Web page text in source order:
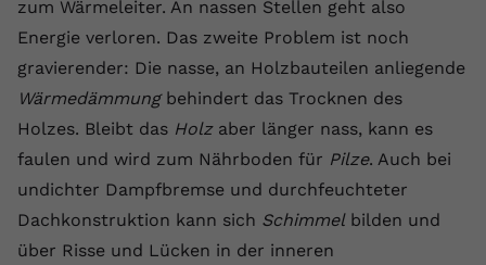
zum Wärmeleiter. An nassen Stellen geht also
Energie verloren. Das zweite Problem ist noch
gravierender: Die nasse, an Holzbauteilen anliegende
Wärmedämmungbehindert das Trocknen des
Holzes. Bleibt das Holzaber länger nass, kann es
faulen und wird zum Nährboden für Pilze. Auch bei
undichter Dampfbremse und durchfeuchteter
Dachkonstruktion kann sich Schimmelbilden und
über Risse und Lücken in der inneren
Zweck
registriert eine eindeutige ID, um
Daten darüber zu speichern, welche
Videos von YouTube der Nutzer
Name yt-remote-connected-devices
Laufzeit Session